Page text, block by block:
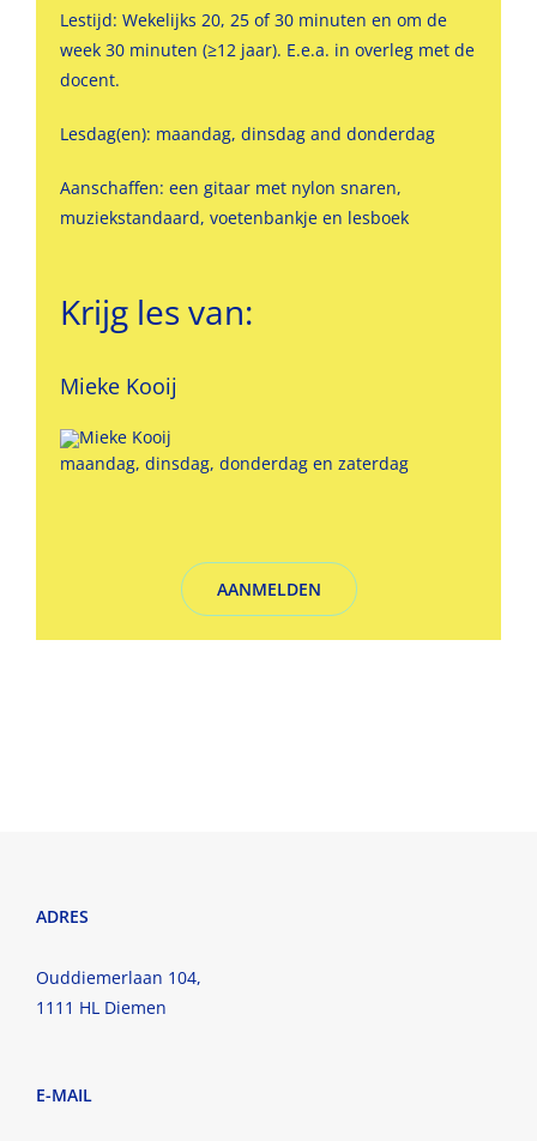
Lestijd: Wekelijks 20, 25 of 30 minuten en om de
week 30 minuten (≥12 jaar). E.e.a. in overleg met de
docent.
Lesdag(en): maandag, dinsdag and donderdag
Aanschaffen: een gitaar met nylon snaren,
muziekstandaard, voetenbankje en lesboek
Krijg les van:
Mieke Kooij
maandag, dinsdag, donderdag en zaterdag
AANMELDEN
ADRES
Ouddiemerlaan 104,
1111 HL Diemen
E-MAIL